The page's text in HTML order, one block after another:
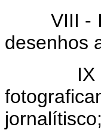
VIII -
desenhos
IX -
jornalítisco;